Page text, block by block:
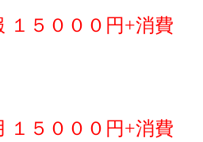
１５０００円+消費
１５０００円+消費